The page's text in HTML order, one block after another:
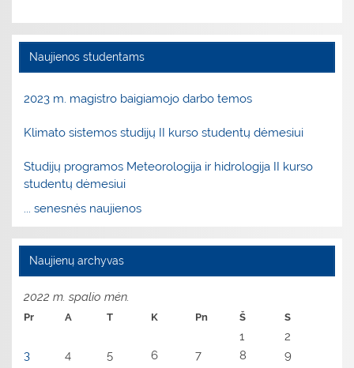
Naujienos studentams
2023 m. magistro baigiamojo darbo temos
Klimato sistemos studijų II kurso studentų dėmesiui
Studijų programos Meteorologija ir hidrologija II kurso
studentų dėmesiui
... senesnės naujienos
Naujienų archyvas
2022 m. spalio mėn.
Pr A T K Pn Š S
1
2
3
4 5 6 7 8
9